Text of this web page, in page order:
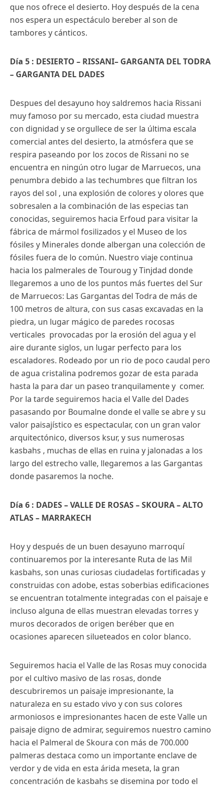
que nos ofrece el desierto. Hoy después de la cena
nos espera un espectáculo bereber al son de
tambores y cánticos.
Día 5 : DESIERTO – RISSANI– GARGANTA DEL TODRA
– GARGANTA DEL DADES
Despues del desayuno hoy saldremos hacia Rissani
muy famoso por su mercado, esta ciudad muestra
con dignidad y se orgullece de ser la última escala
comercial antes del desierto, la atmósfera que se
respira paseando por los zocos de Rissani no se
encuentra en ningún otro lugar de Marruecos, una
penumbra debido a las techumbres que filtran los
rayos del sol , una explosión de colores y olores que
sobresalen a la combinación de las especias tan
conocidas, seguiremos hacia Erfoud para visitar la
fábrica de mármol fosilizados y el Museo de los
fósiles y Minerales donde albergan una colección de
fósiles fuera de lo común. Nuestro viaje continua
hacia los palmerales de Touroug y Tinjdad donde
llegaremos a uno de los puntos más fuertes del Sur
de Marruecos: Las Gargantas del Todra de más de
100 metros de altura, con sus casas excavadas en la
piedra, un lugar mágico de paredes rocosas
verticales provocadas por la erosión del agua y el
aire durante siglos, un lugar perfecto para los
escaladores. Rodeado por un rio de poco caudal pero
de agua cristalina podremos gozar de esta parada
hasta la para dar un paseo tranquilamente y comer.
Por la tarde seguiremos hacia el Valle del Dades
pasasando por Boumalne donde el valle se abre y su
valor paisajístico es espectacular, con un gran valor
arquitectónico, diversos ksur, y sus numerosas
kasbahs , muchas de ellas en ruina y jalonadas a los
largo del estrecho valle, llegaremos a las Gargantas
donde pasaremos la noche.
Día 6 : DADES – VALLE DE ROSAS – SKOURA – ALTO
ATLAS – MARRAKECH
Hoy y después de un buen desayuno marroquí
continuaremos por la interesante Ruta de las Mil
kasbahs, son unas curiosas ciudadelas fortificadas y
construidas con adobe, estas soberbias edificaciones
se encuentran totalmente integradas con el paisaje e
incluso alguna de ellas muestran elevadas torres y
muros decorados de origen beréber que en
ocasiones aparecen silueteados en color blanco.
Seguiremos hacia el Valle de las Rosas muy conocida
por el cultivo masivo de las rosas, donde
descubriremos un paisaje impresionante, la
naturaleza en su estado vivo y con sus colores
armoniosos e impresionantes hacen de este Valle un
paisaje digno de admirar, seguiremos nuestro camino
hacia el Palmeral de Skoura con más de 700.000
palmeras destaca como un importante enclave de
verdor y de vida en esta árida meseta, la gran
concentración de kasbahs se disemina por todo el